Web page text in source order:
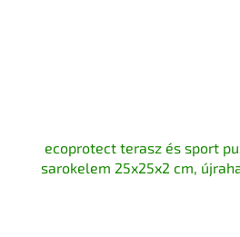
ecoprotect terasz és sport
sarokelem 25x25x2 cm,